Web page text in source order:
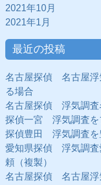
2021年10月
2021年1月
最近の投稿
名古屋探偵 名古屋
る場合
名古屋探偵 浮気調
探偵一宮 浮気調査を
探偵豊田 浮気調査を
愛知県探偵 浮気調
頼（複製）
名古屋探偵 名古屋